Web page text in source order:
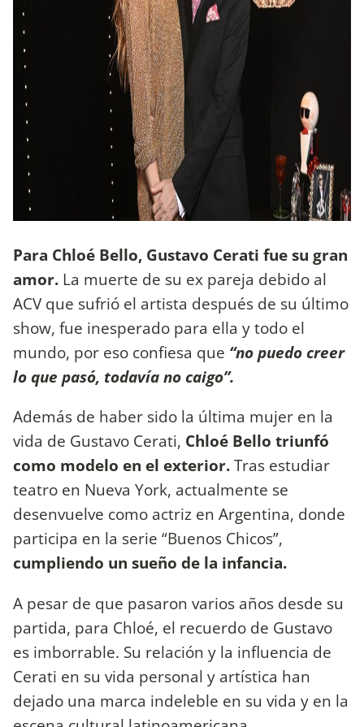
Para Chloé Bello, Gustavo Cerati fue su gran
amor. La muerte de su ex pareja debido al
ACV que sufrió el artista después de su último
show, fue inesperado para ella y todo el
mundo, por eso confiesa que “no puedo creer
lo que pasó, todavía no caigo”.
Además de haber sido la última mujer en la
vida de Gustavo Cerati, Chloé Bello triunfó
como modelo en el exterior.Tras estudiar
teatro en Nueva York, actualmente se
desenvuelve como actriz en Argentina, donde
participa en la serie “Buenos Chicos”,
cumpliendo un sueño de la infancia.
A pesar de que pasaron varios años desde su
partida, para Chloé, el recuerdo de Gustavo
es imborrable. Su relación y la influencia de
Cerati en su vida personal y artística han
dejado una marca indeleble en su vida y en la